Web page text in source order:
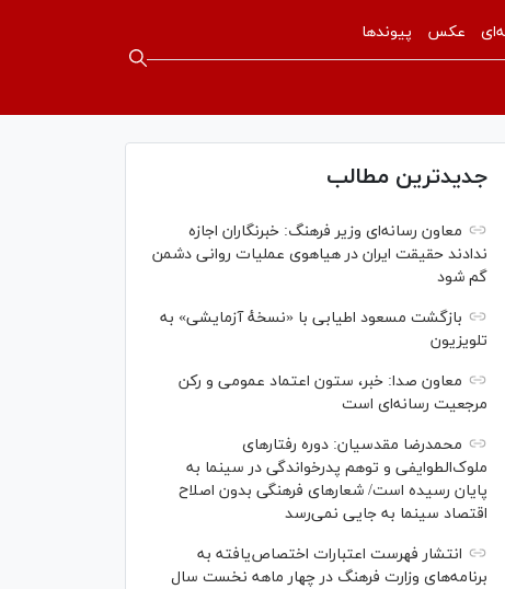
عکس پیوندها
جدیدترین مطالب
معاون رسانه‌ای وزیر فرهنگ: خبرنگاران اجازه
ندادند حقیقت ایران در هیاهوی عملیات روانی دشمن
گم شود
بازگشت مسعود اطیابی با «نسخهٔ آزمایشی» به
تلویزیون
معاون صدا: خبر، ستون اعتماد عمومی و رکن
مرجعیت رسانه‌ای است
محمدرضا مقدسیان: دوره رفتارهای
ملوک‌الطوایفی و توهم پدرخواندگی در سینما به
پایان رسیده است/ شعارهای فرهنگی بدون اصلاح
اقتصاد سینما به جایی نمی‌رسد
انتشار فهرست اعتبارات اختصاص‌یافته به
برنامه‌های وزارت فرهنگ در چهار ماهه نخست سال